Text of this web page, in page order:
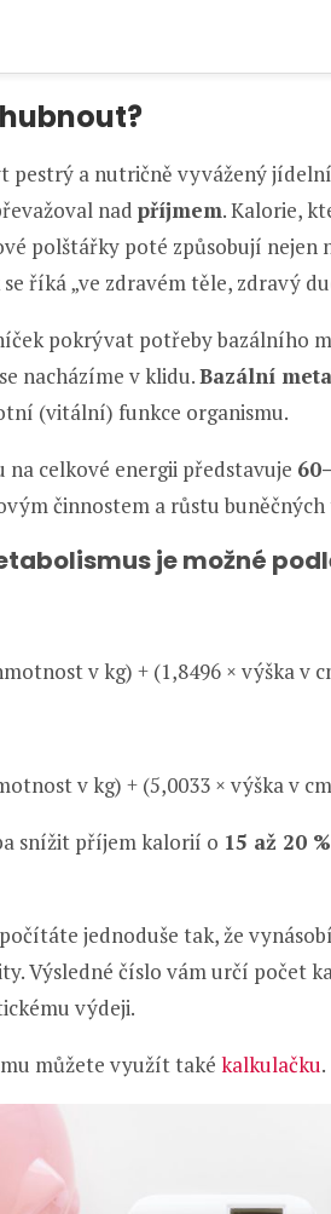
?
pestrý a nutričně vyvážený
nad příjmem. Kalorie,
polštářky poté způsobují
říká „ve zdravém těle, zdravý
pokrývat potřeby bazálního
nacházíme v klidu.Bazální
(vitální) funkce organismu.
celkové energii představuje
činnostem a růstu
je možné
v kg) + (1,8496 × výška v
v kg) + (5,0033 × výška v
snížit příjem kalorií o 15 až 20 %
jednoduše tak, že
Výsledné číslo vám určí počet
výdeji.
můžete využít také kalkulačku.